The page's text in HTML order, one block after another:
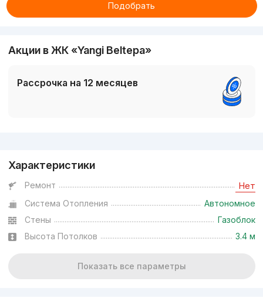
Подобрать
Акции в ЖК «Yangi Beltepa»
Рассрочка на 12 месяцев
Характеристики
Ремонт Нет
Система Отопления
Автономное
Стены
Газоблок
Высота Потолков
3.4 м
Показать все параметры